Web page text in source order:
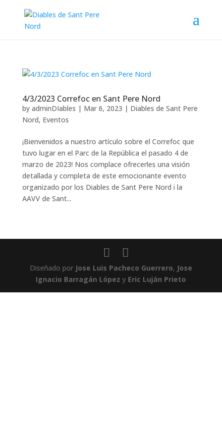
4/3/2023 Correfoc en Sant Pere Nord
by adminDIables | Mar 6, 2023 | Diables de Sant Pere
Nord, Eventos
¡Bienvenidos a nuestro artículo sobre el Correfoc que
tuvo lugar en el Parc de la República el pasado 4 de
marzo de 2023! Nos complace ofrecerles una visión
detallada y completa de este emocionante evento
organizado por los Diables de Sant Pere Nord i la
AAVV de Sant...
Diseñado por Jose Luis Pacheco Guerrero, Jose
Ignacio Barragán Lópezy Eric Luján Prieto